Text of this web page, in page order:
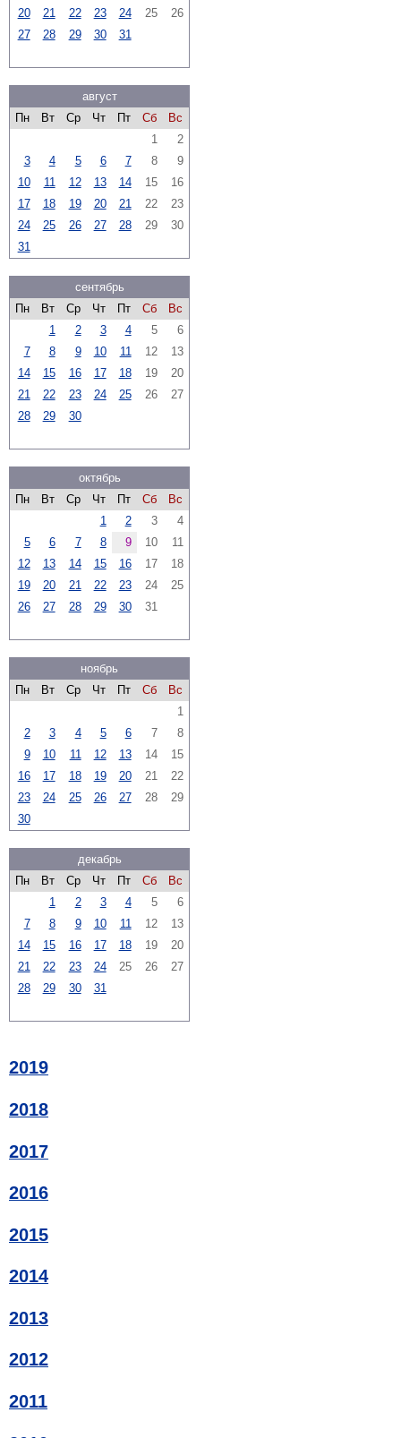
20
21 22 23 24 25
26
27
28 29 30 31
август
Пн
Вт Ср Чт Пт Сб
Вс
1
2
3
4 5 6 7 8
9
10
11 12 13 14 15
16
17
18 19 20 21 22
23
24
25 26 27 28 29
30
31
сентябрь
Пн
Вт Ср Чт Пт Сб
Вс
1
2 3 4 5
6
7
8 9 10 11 12
13
14
15 16 17 18 19
20
21
22 23 24 25 26
27
28
29 30
октябрь
Пн
Вт Ср Чт Пт Сб
Вс
1
2 3
4
5
6 7 8 9 10
11
12
13 14 15 16 17
18
19
20 21 22 23 24
25
26
27 28 29 30 31
ноябрь
Пн
Вт Ср Чт Пт Сб
Вс
1
2
3 4 5 6 7
8
9
10 11 12 13 14
15
16
17 18 19 20 21
22
23
24 25 26 27 28
29
30
декабрь
Пн
Вт Ср Чт Пт Сб
Вс
1
2 3 4 5
6
7
8 9 10 11 12
13
14
15 16 17 18 19
20
21
22 23 24 25 26
27
28
29 30 31
2019
2018
2017
2016
2015
2014
2013
2012
2011